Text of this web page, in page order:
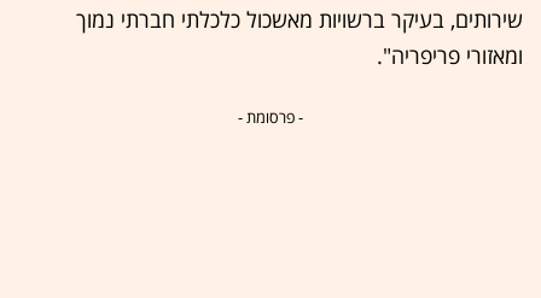
שירותים, בעיקר ברשויות מאשכול כלכלתי חברתי נמוך
ומאזורי פריפריה".
- פרסומת -